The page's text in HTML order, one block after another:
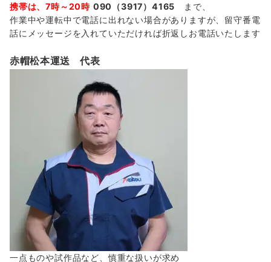
携帯は、7時～20時 090（3917）4165 まで、
作業中や運転中で電話に出れない場合がありますが、留守番電
話にメッセージを入れていただければ折返しお電話いたします
赤帽松本運送 代表
一点ものや試作品など、慎重な扱いが求め